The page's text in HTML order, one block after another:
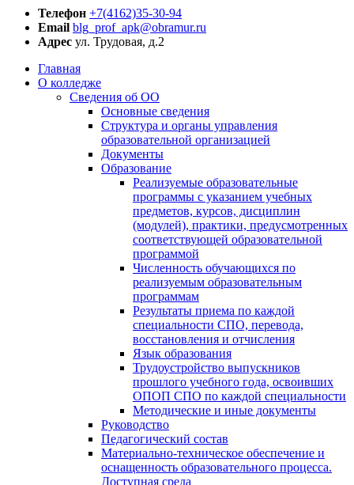
Телефон +7(4162)35-30-94
Email blg_prof_apk@obramur.ru
Адрес ул. Трудовая, д.2
Главная
О колледже
Сведения об ОО
Основные сведения
Структура и органы управления
образовательной организацией
Документы
Образование
Реализуемые образовательные
программы с указанием учебных
предметов, курсов, дисциплин
(модулей), практики, предусмотренных
соответствующей образовательной
программой
Численность обучающихся по
реализуемым образовательным
программам
Результаты приема по каждой
специальности СПО, перевода,
восстановления и отчисления
Язык образования
Трудоустройство выпускников
прошлого учебного года, освоивших
ОПОП СПО по каждой специальности
Методические и иные документы
Руководство
Педагогический состав
Материально-техническое обеспечение и
оснащенность образовательного процесса.
Доступная среда